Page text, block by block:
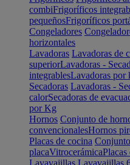
combiFrigoríficos
pequeñosFrigoríficos
Congeladores
horizontales
Lavadoras Lavadoras de
superiorLavadoras -
integrablesLavadoras por
Secadoras Lavadoras -
calorSecadoras de
por Kg
Hornos Conjunto de
convencionalesHornos
Placas de cocina
placaVitrocerámica
Lavavajillas Lavavajillas